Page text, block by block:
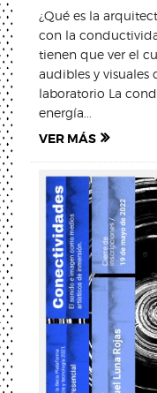
¿Qué es la
con la
tienen que ver el
audibles y visuales
laboratorio La
energía...
VER MÁS